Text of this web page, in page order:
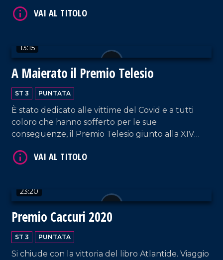
marina che si è distinto nella cura dell'ambiente e
13:15
A Maierato il Premio Telesio
ST 3 PUNTATA
È stato dedicato alle vittime del Covid e a tutti
coloro che hanno sofferto per le sue
conseguenze, il Premio Telesio giunto alla XIV
canadese La piazza punto d'incontro Italian Social
territorio.
23:20
Premio Caccuri 2020
ST 3 PUNTATA
Si chiude con la vittoria del libro Atlantide. Viaggio
VAI AL TITOLO
VAI AL TITOLO